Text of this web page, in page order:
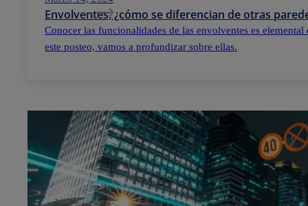
Envolventes, ¿cómo se diferencian de otras
Conocer las funcionalidades de las envolventes es
este posteo, vamos a profundizar sobre ellas.